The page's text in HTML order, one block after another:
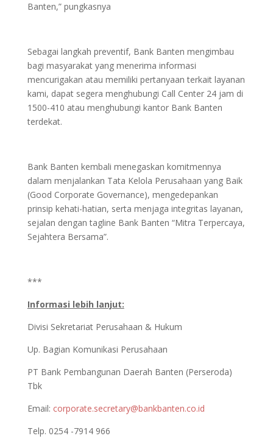
Banten,” pungkasnya
Sebagai langkah preventif, Bank Banten mengimbau
bagi masyarakat yang menerima informasi
mencurigakan atau memiliki pertanyaan terkait layanan
kami, dapat segera menghubungi Call Center 24 jam di
1500-410 atau menghubungi kantor Bank Banten
terdekat.
Bank Banten kembali menegaskan komitmennya
dalam menjalankan Tata Kelola Perusahaan yang Baik
(Good Corporate Governance), mengedepankan
prinsip kehati-hatian, serta menjaga integritas layanan,
sejalan dengan tagline Bank Banten “Mitra Terpercaya,
Sejahtera Bersama”.
***
Informasi lebih lanjut:
Divisi Sekretariat Perusahaan & Hukum
Up. Bagian Komunikasi Perusahaan
PT Bank Pembangunan Daerah Banten (Perseroda)
Tbk
Email: corporate.secretary@bankbanten.co.id
Telp. 0254 -7914 966